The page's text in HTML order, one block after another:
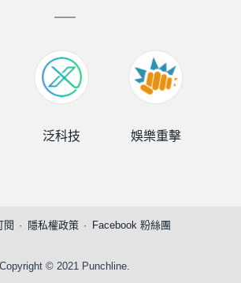
泛科技 娛樂重擊
閱 隱私權政策 Facebook 粉絲團
Copyright © 2021 Punchline.